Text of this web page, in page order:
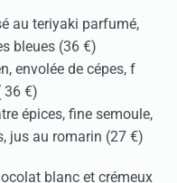
au teriyaki parfumé,
bleues (36 €)
envolée de cépes, f
36 €)
épices, fine semoule,
jus au romarin (27 €)
blanc et crémeux